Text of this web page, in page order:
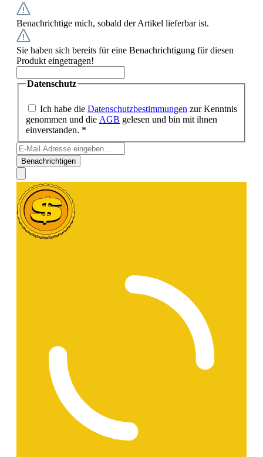
Benachrichtige mich, sobald der Artikel lieferbar ist.
Sie haben sich bereits für eine Benachrichtigung für diesen
Produkt eingetragen!
Datenschutz
Ich habe die Datenschutzbestimmungen zur Kenntnis
genommen und die AGB gelesen und bin mit ihnen
einverstanden. *
Benachrichtigen